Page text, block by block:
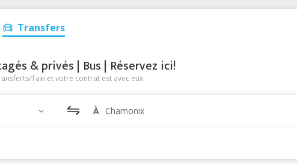
Transfers
& privés | Bus | Réservez ici!
Taxi et votre contrat est avec eux.
À Chamonix